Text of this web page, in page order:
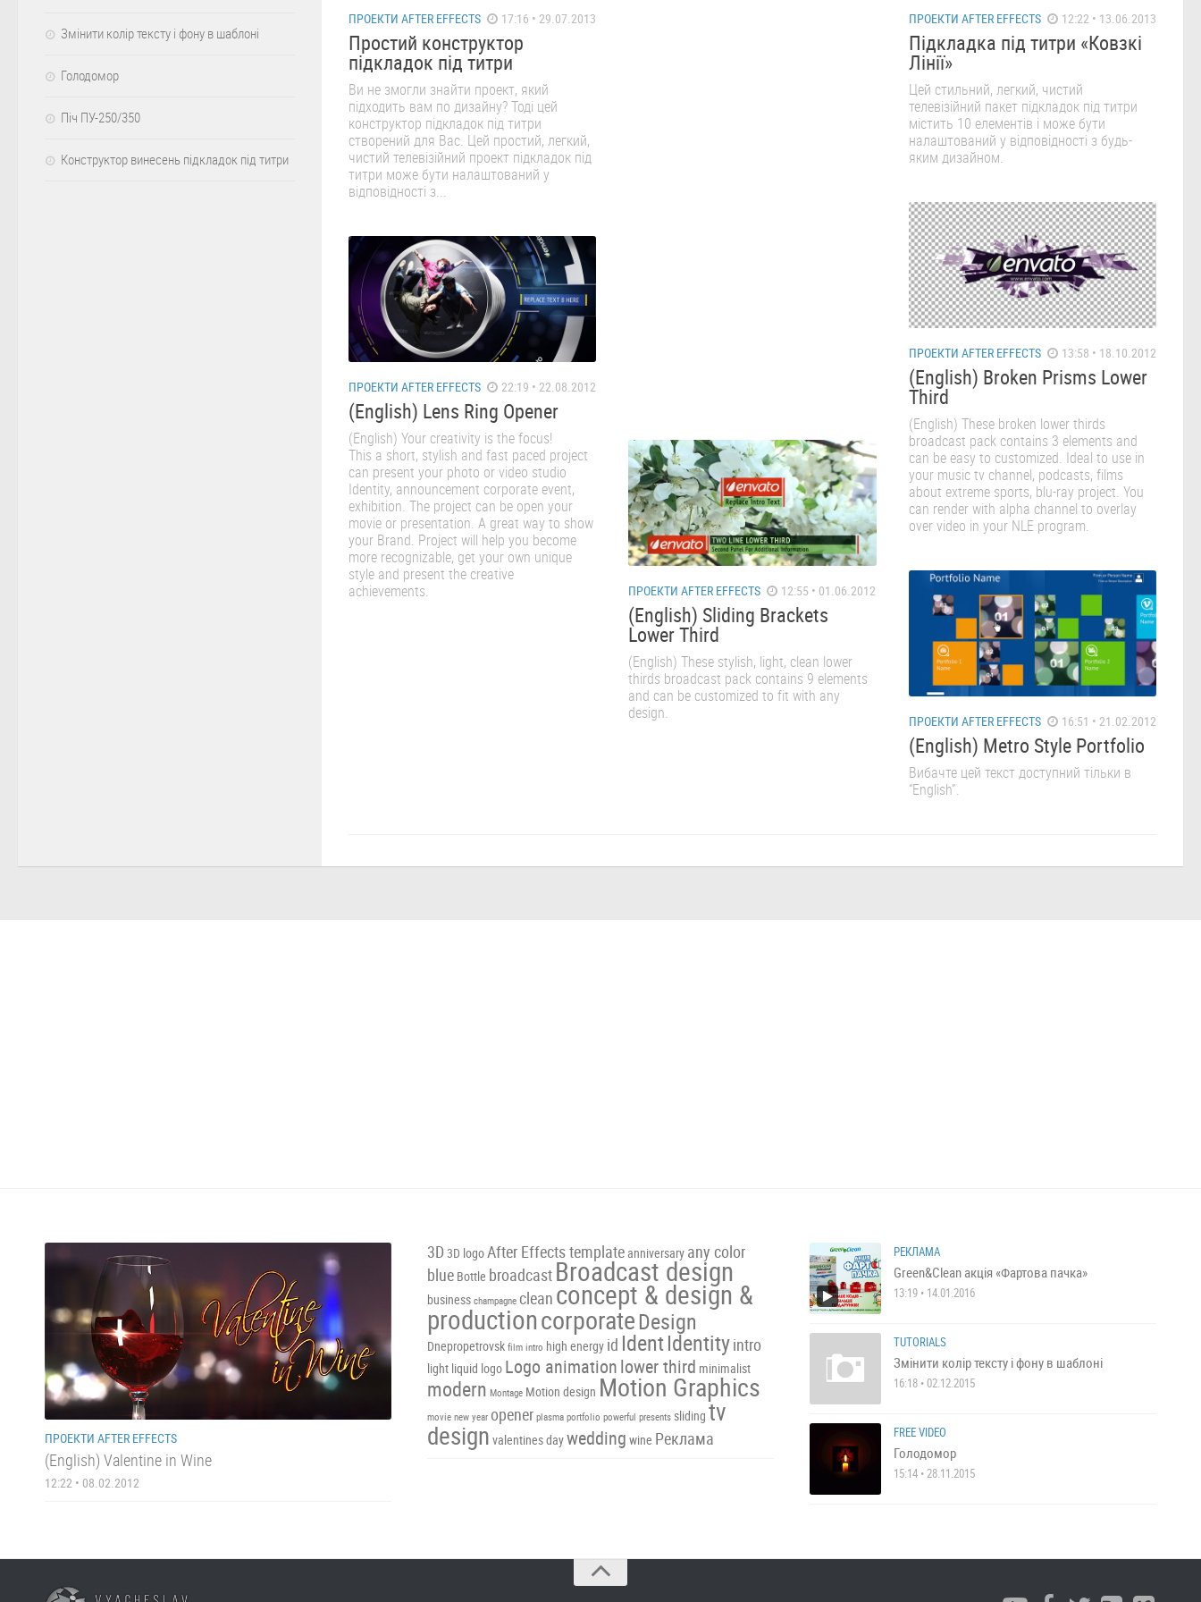
ПРОЕКТИ AFTER EFFECTS 17:16 • 29.07.2013
Простий конструктор
підкладок під титри
Ви не змогли знайти проект, який
підходить вам по дизайну? Тоді цей
конструктор підкладок під титри
створений для Вас. Цей простий, легкий,
чистий телевізійний проект підкладок під
титри може бути налаштований у
відповідності з...
ПРОЕКТИ AFTER EFFECTS 12:22 • 13.06.2013
Підкладка під титри «Ковзкі
Лінії»
Цей стильний, легкий, чистий
телевізійний пакет підкладок під титри
містить 10 елементів і може бути
налаштований у відповідності з будь-
яким дизайном.
ПРОЕКТИ AFTER EFFECTS 13:58 • 18.10.2012
(English) Broken Prisms Lower
Third
(English) These broken lower thirds
broadcast pack contains 3 elements and
can be easy to customized. Ideal to use in
your music tv channel, podcasts, films
about extreme sports, blu-ray project. You
can render with alpha channel to overlay
over video in your NLE program.
ПРОЕКТИ AFTER EFFECTS 22:19 • 22.08.2012
(English) Lens Ring Opener
(English) Your creativity is the focus!
This a short, stylish and fast paced project
can present your photo or video studio
Identity, announcement corporate event,
exhibition. The project can be open your
movie or presentation. A great way to show
your Brand. Project will help you become
more recognizable, get your own unique
style and present the creative
achievements.
ПРОЕКТИ AFTER EFFECTS 12:55 • 01.06.2012
(English) Sliding Brackets
Lower Third
(English) These stylish, light, clean lower
thirds broadcast pack contains 9 elements
and can be customized to fit with any
design.
ПРОЕКТИ AFTER EFFECTS 16:51 • 21.02.2012
(English) Metro Style Portfolio
Вибачте цей текст доступний тільки в
“English”.
Змінити колір тексту і фону в шаблоні
Голодомор
Піч ПУ-250/350
Конструктор винесень підкладок під титри
ПРОЕКТИ AFTER EFFECTS
(English) Valentine in Wine
12:22 • 08.02.2012
3D 3D logoAfter Effects template anniversary any color
blue Bottle broadcast Broadcast design
business champagne clean concept & design &
productioncorporateDesign
Dnepropetrovsk film intro high energy id IdentIdentityintro
light liquid logo Logo animationlower third minimalist
modern Montage Motion design Motion Graphics
movie new year opener plasma portfolio powerful presents sliding tv
design valentines daywedding wine Реклама
РЕКЛАМА
Green&Clean акція «Фартова пачка»
13:19 • 14.01.2016
TUTORIALS
Змінити колір тексту і фону в шаблоні
16:18 • 02.12.2015
FREE VIDEO
Голодомор
15:14 • 28.11.2015